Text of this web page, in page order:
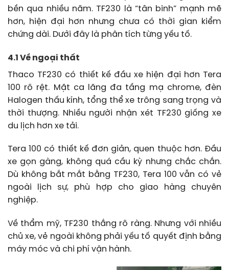
bền qua nhiều năm. TF230 là “tân binh” mạnh mẽ
hơn, hiện đại hơn nhưng chưa có thời gian kiểm
chứng dài. Dưới đây là phân tích từng yếu tố.
4.1 Về ngoại thất
Thaco TF230 có thiết kế đầu xe hiện đại hơn Tera
100 rõ rệt. Mặt ca lăng đa tầng mạ chrome, đèn
Halogen thấu kính, tổng thể xe trông sang trọng và
thời thượng. Nhiều người nhận xét TF230 giống xe
du lịch hơn xe tải.
Tera 100 có thiết kế đơn giản, quen thuộc hơn. Đầu
xe gọn gàng, không quá cầu kỳ nhưng chắc chắn.
Dù không bắt mắt bằng TF230, Tera 100 vẫn có vẻ
ngoài lịch sự, phù hợp cho giao hàng chuyên
nghiệp.
Về thẩm mỹ, TF230 thắng rõ ràng. Nhưng với nhiều
chủ xe, vẻ ngoài không phải yếu tố quyết định bằng
máy móc và chi phí vận hành.